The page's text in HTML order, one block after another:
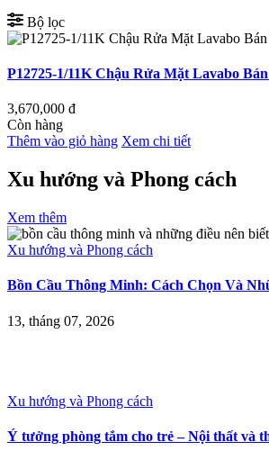
Bộ lọc
P12725-1/11K Chậu Rửa Mặt Lavabo
3,670,000 đ
Còn hàng
Thêm vào giỏ hàng Xem chi tiết
Xu hướng và Phong cách
Xem thêm
Xu hướng và Phong cách
Bồn Cầu Thông Minh: Cách Chọn Và
13, tháng 07, 2026
Xu hướng và Phong cách
Ý tưởng phòng tắm cho trẻ – Nội thất và